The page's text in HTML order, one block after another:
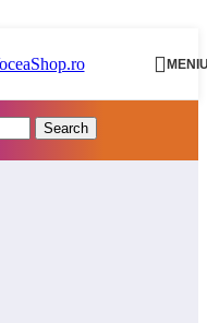
Search